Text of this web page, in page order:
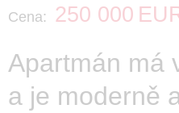
Cena: 250 000
Apartmán má
a je moderně